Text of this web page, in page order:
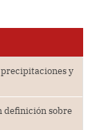
y
definición sobre